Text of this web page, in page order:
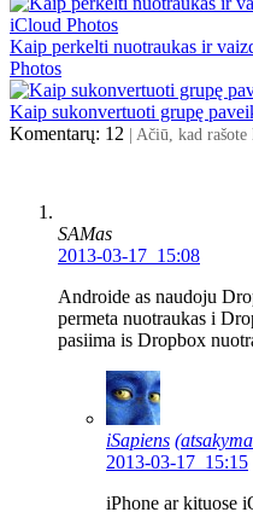
Kaip perkelti nuotraukas ir
Photos
Kaip sukonvertuoti grupę
Komentarų: 12 | Ačiū, kad
SAMas
2013-03-17 15:08
Androide as naudoju
permeta nuotraukas i
pasiima is Dropbox
iSapiens
2013-03-17 15:15
iPhone ar kituose